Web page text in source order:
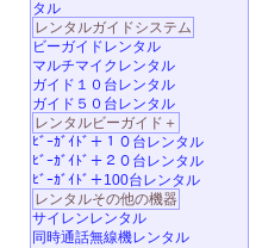
タル
レンタルガイドシステム
ビーガイドレンタル
マルチマイクレンタル
ガイド１０台レンタル
ガイド５０台レンタル
レンタルビーガイド＋
ﾋﾞｰｶﾞｲﾄﾞ＋１０台レンタル
ﾋﾞｰｶﾞｲﾄﾞ＋２０台レンタル
ﾋﾞｰｶﾞｲﾄﾞ＋100台レンタル
レンタルその他の機器
サイレンレンタル
同時通話無線機レンタル